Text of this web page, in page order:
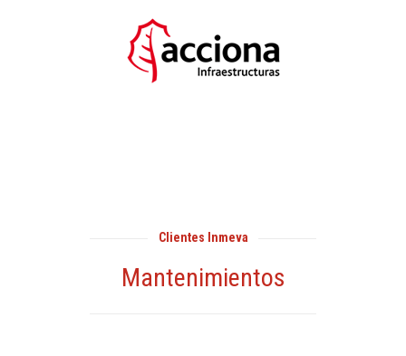
Clientes Inmeva
Mantenimientos